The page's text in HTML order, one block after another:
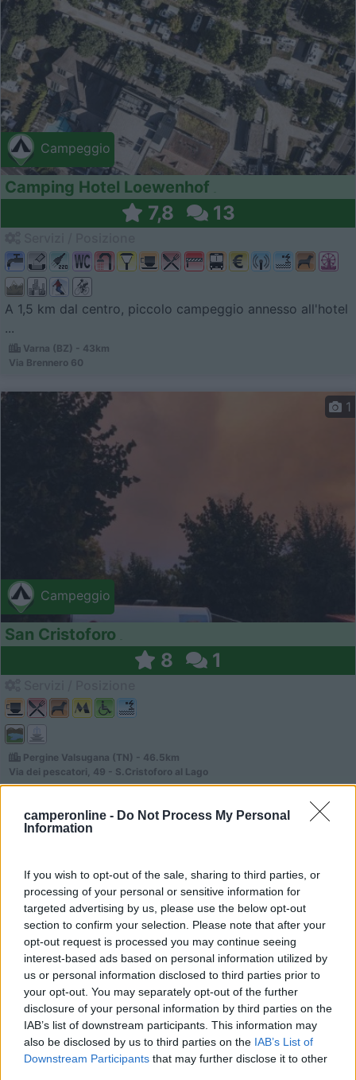
camperonline - Do Not Process My Personal
Information
If you wish to opt-out of the sale, sharing to third parties, or
processing of your personal or sensitive information for
targeted advertising by us, please use the below opt-out
section to confirm your selection. Please note that after your
opt-out request is processed you may continue seeing
interest-based ads based on personal information utilized by
us or personal information disclosed to third parties prior to
your opt-out. You may separately opt-out of the further
disclosure of your personal information by third parties on the
IAB’s list of downstream participants. This information may
also be disclosed by us to third parties on the IAB’s List of
Downstream Participants that may further disclose it to other
Campeggio
Camping Hotel Loewenhof
7,8 13
A 1,5 km dal centro, piccolo campeggio annesso all'hotel
...
Varna (BZ) - 43km
Via Brennero 60
Campeggio
1
San Cristoforo
8 1
Pergine Valsugana (TN) - 46.5km
Via dei pescatori, 49 - S.Cristoforo al Lago
Campeggio
Punta Indiani
2 1